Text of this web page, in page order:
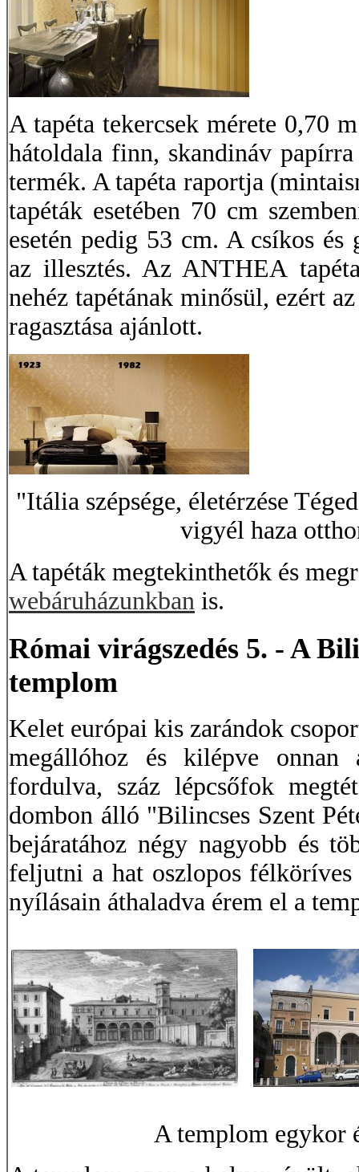
A tapéta tekercsek mérete 0,70
hátoldala finn, skandináv
termék. A tapéta raportja
tapéták esetében 70 cm
esetén pedig 53 cm. A csíkos és
az illesztés. Az ANTHEA
nehéz tapétának minősül, ezért
ragasztása ajánlott.
"Itália szépsége, életérzése
vigyél haza
A tapéták megtekinthetők és
webáruházunkban is.
Római virágszedés 5. - A
templom
Kelet európai kis zarándok
megállóhoz és kilépve onnan
fordulva, száz lépcsőfok
dombon álló "Bilincses Szent
bejáratához négy nagyobb és
feljutni a hat oszlopos
nyílásain áthaladva érem el a
A templom egykor